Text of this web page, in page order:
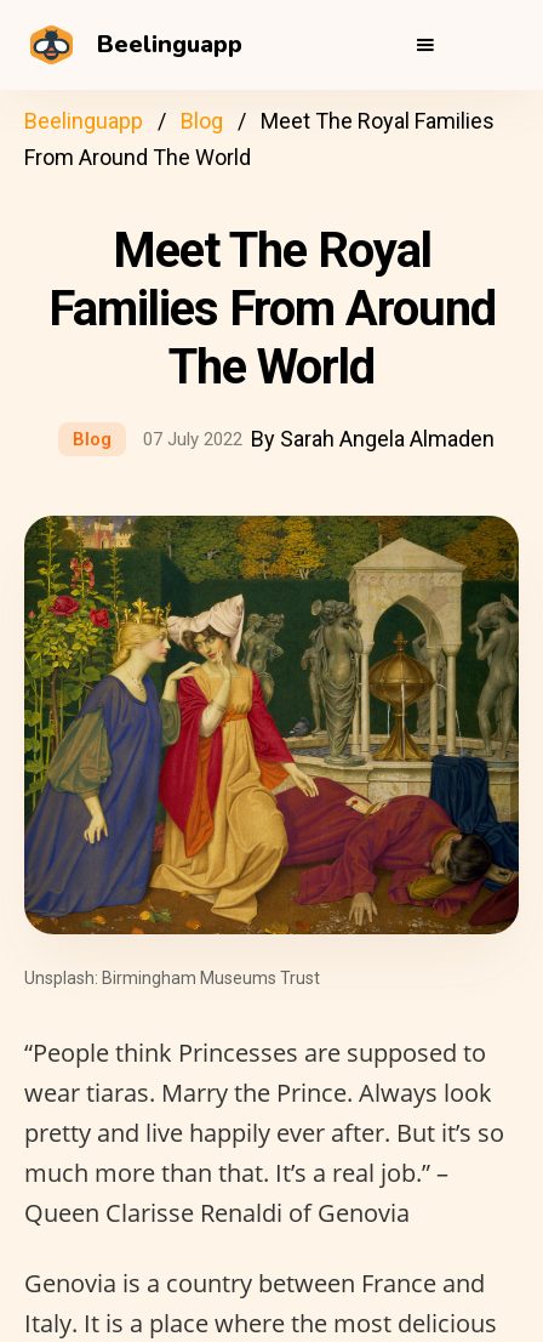
Beelinguapp
Beelinguapp Blog
Meet The Royal Families
From Around The World
Meet The Royal
Families From Around
The World
Blog 07 July 2022 By Sarah Angela Almaden
Unsplash: Birmingham Museums Trust
“People think Princesses are supposed to
wear tiaras. Marry the Prince. Always look
pretty and live happily ever after. But it’s so
much more than that. It’s a real job.” –
Queen Clarisse Renaldi of Genovia
Genovia is a country between France and
Italy. It is a place where the most delicious